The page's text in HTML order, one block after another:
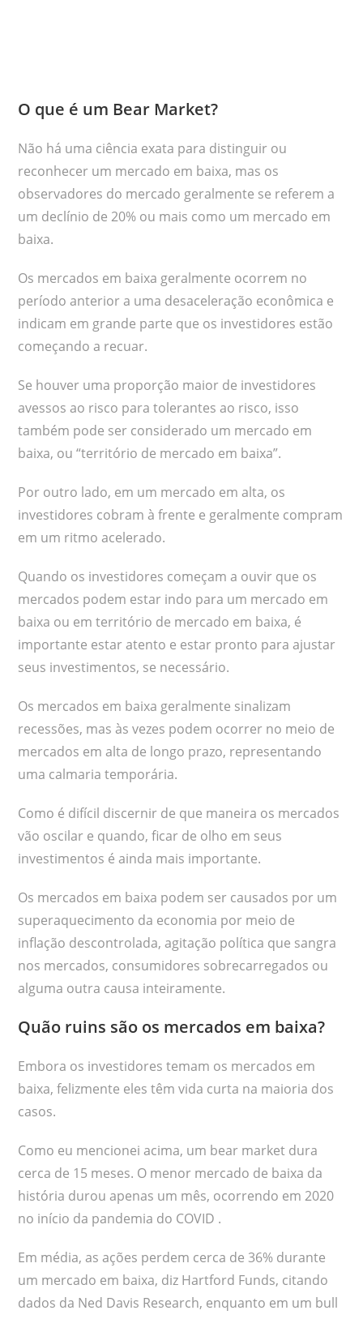
O que é um Bear Market?
Não há uma ciência exata para distinguir ou
reconhecer um mercado em baixa, mas os
observadores do mercado geralmente se referem a
um declínio de 20% ou mais como um mercado em
baixa.
Os mercados em baixa geralmente ocorrem no
período anterior a uma desaceleração econômica e
indicam em grande parte que os investidores estão
começando a recuar.
Se houver uma proporção maior de investidores
avessos ao risco para tolerantes ao risco, isso
também pode ser considerado um mercado em
baixa, ou “território de mercado em baixa”.
Por outro lado, em um mercado em alta, os
investidores cobram à frente e geralmente compram
em um ritmo acelerado.
Quando os investidores começam a ouvir que os
mercados podem estar indo para um mercado em
baixa ou em território de mercado em baixa, é
importante estar atento e estar pronto para ajustar
seus investimentos, se necessário.
Os mercados em baixa geralmente sinalizam
recessões, mas às vezes podem ocorrer no meio de
mercados em alta de longo prazo, representando
uma calmaria temporária.
Como é difícil discernir de que maneira os mercados
vão oscilar e quando, ficar de olho em seus
investimentos é ainda mais importante.
Os mercados em baixa podem ser causados ​​por um
superaquecimento da economia por meio de
inflação descontrolada, agitação política que sangra
nos mercados, consumidores sobrecarregados ou
alguma outra causa inteiramente.
Quão ruins são os mercados em baixa?
Embora os investidores temam os mercados em
baixa, felizmente eles têm vida curta na maioria dos
casos.
Como eu mencionei acima, um bear market dura
cerca de 15 meses. O menor mercado de baixa da
história durou apenas um mês, ocorrendo em 2020
no início da pandemia do COVID .
Em média, as ações perdem cerca de 36% durante
um mercado em baixa, diz Hartford Funds, citando
dados da Ned Davis Research, enquanto em um bull